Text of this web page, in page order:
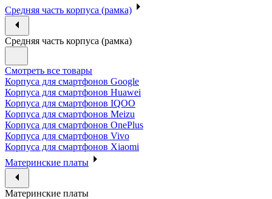
Средняя часть корпуса (рамка)
Средняя часть корпуса (рамка)
Смотреть все товары
Корпуса для смартфонов Google
Корпуса для смартфонов Huawei
Корпуса для смартфонов IQOO
Корпуса для смартфонов Meizu
Корпуса для смартфонов OnePlus
Корпуса для смартфонов Vivo
Корпуса для смартфонов Xiaomi
Материнские платы
Материнские платы